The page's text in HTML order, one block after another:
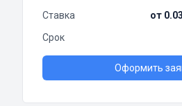
Ставка
от
Срок
Оформить